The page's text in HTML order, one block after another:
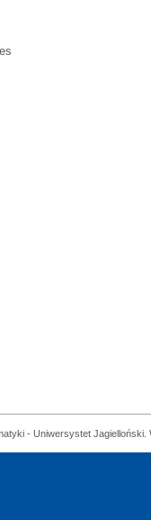
- Uniwersystet